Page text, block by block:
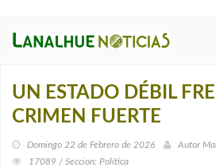
UN ESTADO DÉBIL
CRIMEN FUERTE
Domingo 22 de Febrero de 2026 Autor
17089 / Seccion: Política